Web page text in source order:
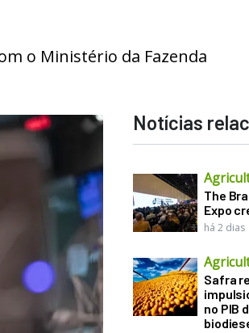
o Ministério da Fazenda
Notícias
The
Expo
há 2 dias
Safra
no PIB